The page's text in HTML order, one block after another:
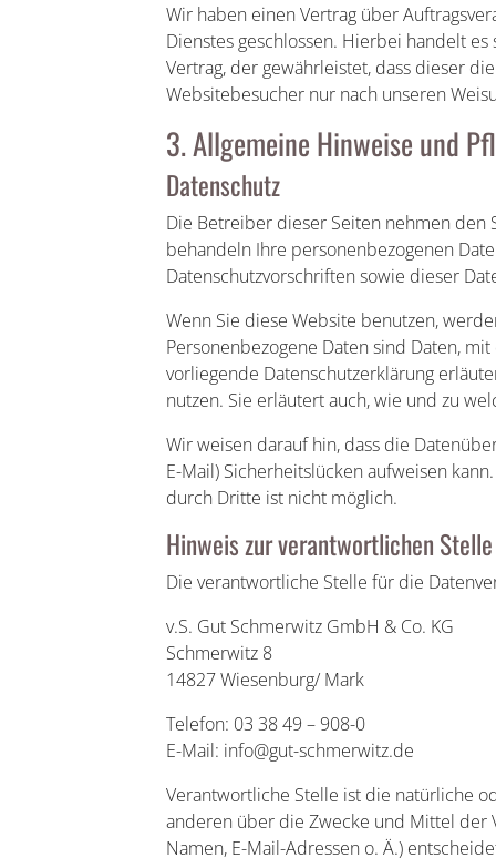
Wir haben einen Vertrag über
Dienstes geschlossen. Hierbei handelt
Vertrag, der gewährleistet, dass dieser
Websitebesucher nur nach unseren
3. Allgemeine Hinweise und
Datenschutz
Die Betreiber dieser Seiten nehmen den
behandeln Ihre personenbezogenen
Datenschutzvorschriften sowie dieser
Wenn Sie diese Website benutzen,
Personenbezogene Daten sind Daten,
vorliegende Datenschutzerklärung
nutzen. Sie erläutert auch, wie und zu
Wir weisen darauf hin, dass die
E-Mail) Sicherheitslücken aufweisen
durch Dritte ist nicht möglich.
Hinweis zur verantwortlichen Stelle
Die verantwortliche Stelle für die
v.S. Gut Schmerwitz GmbH & Co. KG
Schmerwitz 8
14827 Wiesenburg/ Mark
Telefon: 03 38 49 – 908-0
E-Mail: info@gut-schmerwitz.de
Verantwortliche Stelle ist die natürliche
anderen über die Zwecke und Mittel der
Namen, E-Mail-Adressen o. Ä.)